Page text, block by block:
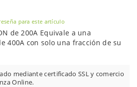
para este artículo
de 200A Equivale a una
400A con solo una fracción de su
mediante certificado SSL y comercio
Online.